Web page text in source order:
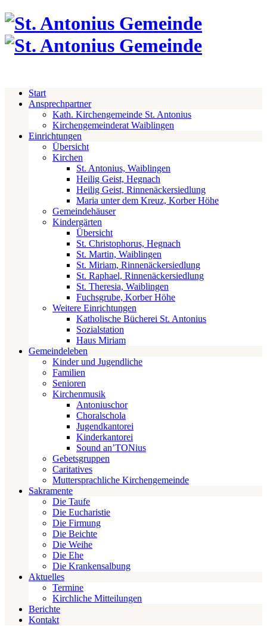
Start
Ansprechpartner
Kath. Kirchengemeinde St. Antonius
Kirchengemeinderat Waiblingen
Einrichtungen
Übersicht
Kirchen
St. Antonius, Waiblingen
Heilig Geist, Hegnach
Heilig Geist, Rinnenäckersiedlung
Maria unter dem Kreuz, Korber Höhe
Gemeindehäuser
Kindergärten
Übersicht
St. Christophorus, Hegnach
St. Martin, Waiblingen
St. Miriam, Rinnenäckersiedlung
St. Raphael, Rinnenäckersiedlung
St. Theresia, Waiblingen
Fuchsgrube, Korber Höhe
Weitere Einrichtungen
Katholische Bücherei St. Antonius
Sozialstation
Haus Miriam
Gemeindeleben
Kinder und Jugendliche
Familien
Senioren
Kirchenmusik
Antoniuschor
Choralschola
Jugendkantorei
Kinderkantorei
Sound an’TONius
Gebetsgruppen
Caritatives
Muttersprachliche Kirchengemeinde
Sakramente
Die Taufe
Die Eucharistie
Die Firmung
Die Beichte
Die Weihe
Die Ehe
Die Krankensalbung
Aktuelles
Termine
Kirchliche Mitteilungen
Berichte
Kontakt